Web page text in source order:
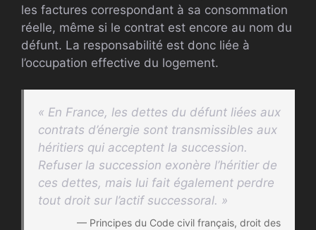
les factures correspondant à sa consommation
réelle, même si le contrat est encore au nom du
défunt. La responsabilité est donc liée à
l’occupation effective du logement.
« En France, les dettes du défunt liées aux
contrats d’énergie sont transmissibles aux
héritiers qui acceptent la succession.
Refuser la succession exonère l’héritier de
ces dettes, mais lui fait également perdre
tout droit sur l’actif successoral. »
— Principes du Code civil français, droit des